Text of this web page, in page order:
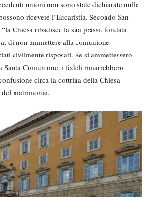
unioni non sono state dichiarate nulle
ricevere l’Eucaristia. Secondo San
Chiesa ribadisce la sua prassi, fondata
di non ammettere alla comunione
civilmente risposati. Se si ammettessero
Santa Comunione, i fedeli rimarrebbero
circa la dottrina della Chiesa
matrimonio.